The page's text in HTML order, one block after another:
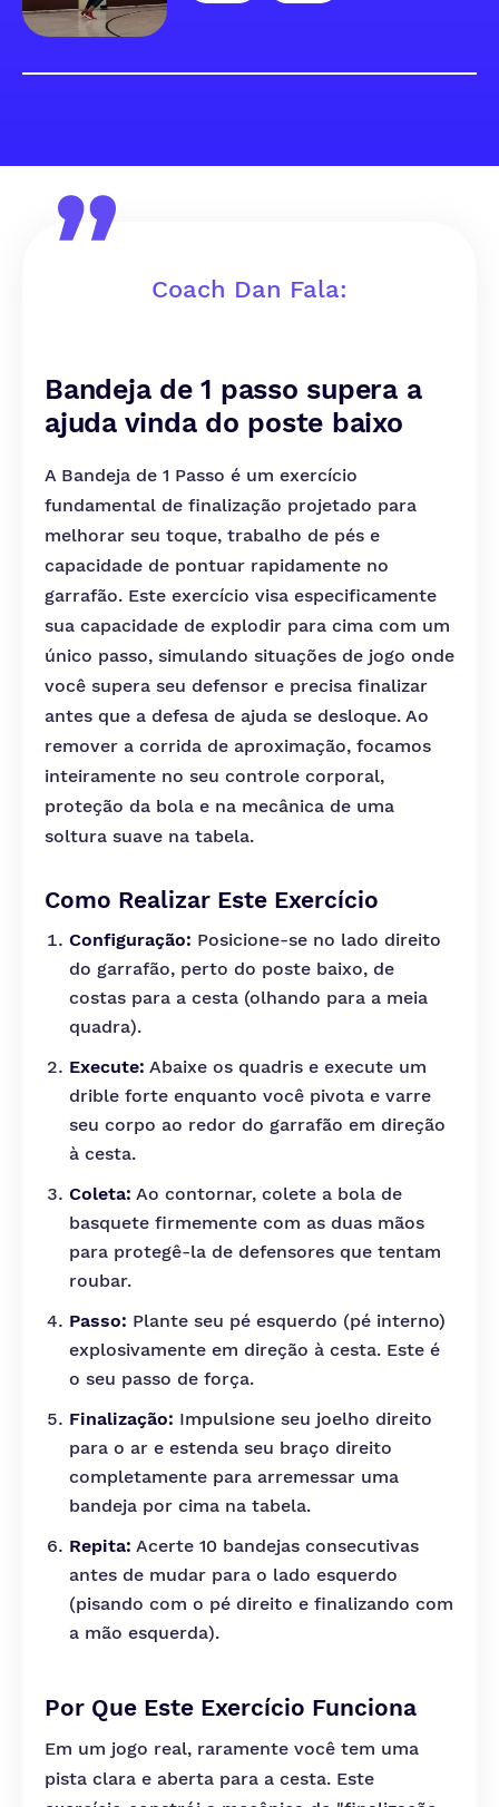
Coach Dan Fala:
Bandeja de 1 passo supera a
ajuda vinda do poste baixo
A Bandeja de 1 Passo é um exercício
fundamental de finalização projetado para
melhorar seu toque, trabalho de pés e
capacidade de pontuar rapidamente no
garrafão. Este exercício visa especificamente
sua capacidade de explodir para cima com um
único passo, simulando situações de jogo onde
você supera seu defensor e precisa finalizar
antes que a defesa de ajuda se desloque. Ao
remover a corrida de aproximação, focamos
inteiramente no seu controle corporal,
proteção da bola e na mecânica de uma
soltura suave na tabela.
Como Realizar Este Exercício
Configuração: Posicione-se no lado direito
do garrafão, perto do poste baixo, de
costas para a cesta (olhando para a meia
quadra).
Execute: Abaixe os quadris e execute um
drible forte enquanto você pivota e varre
seu corpo ao redor do garrafão em direção
à cesta.
Coleta: Ao contornar, colete a bola de
basquete firmemente com as duas mãos
para protegê-la de defensores que tentam
roubar.
Passo: Plante seu pé esquerdo (pé interno)
explosivamente em direção à cesta. Este é
o seu passo de força.
Finalização: Impulsione seu joelho direito
para o ar e estenda seu braço direito
completamente para arremessar uma
bandeja por cima na tabela.
Repita: Acerte 10 bandejas consecutivas
antes de mudar para o lado esquerdo
(pisando com o pé direito e finalizando com
a mão esquerda).
Por Que Este Exercício Funciona
Em um jogo real, raramente você tem uma
pista clara e aberta para a cesta. Este